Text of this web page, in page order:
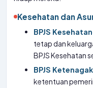
Kesehatan dan
BPJS
tetap dan
BPJS Kesehatan
BPJS
ketentuan